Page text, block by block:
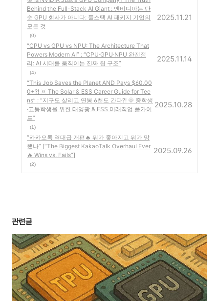
Behind the Full-Stack AI Giant : 엔비디아는 단
순 GPU 회사가 아니다: 풀스택 AI 패키지 기업의
모든 것
(0)
2025.11.21
“CPU vs GPU vs NPU: The Architecture That
Powers Modern AI” : “CPU·GPU·NPU 완전정
리: AI 시대를 움직이는 진짜 칩 구조”
(4)
2025.11.14
“This Job Saves the Planet AND Pays $60,00
0+?! 🌞 The Solar & ESS Career Guide for Tee
ns” : “지구도 살리고 연봉 6천도 간다?! 🌞 중학생
·고등학생을 위한 태양광 & ESS 미래직업 풀가이
드”
(1)
2025.10.28
“카카오톡 역대급 개편🔥 뭐가 좋아지고 뭐가 망
했나” [“The Biggest KakaoTalk Overhaul Ever
🔥 Wins vs. Fails”]
(2)
2025.09.26
관련글